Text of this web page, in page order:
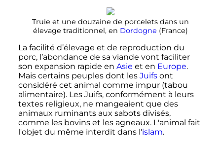
Truie et une douzaine de porcelets dans un
élevage traditionnel, en Dordogne (France)
La facilité d’élevage et de reproduction du
porc, l’abondance de sa viande vont faciliter
son expansion rapide en Asie et en Europe.
Mais certains peuples dont les Juifsont
considéré cet animal comme impur (tabou
alimentaire). Les Juifs, conformément à leurs
textes religieux, ne mangeaient que des
animaux ruminants aux sabots divisés,
comme les bovins et les agneaux. L'animal fait
l'objet du même interdit dans l'islam.